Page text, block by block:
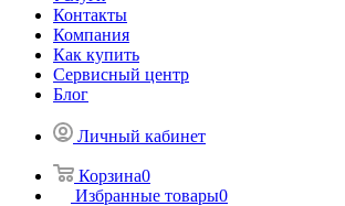
Контакты
Компания
Как купить
Сервисный центр
Блог
Личный кабинет
Корзина0
Избранные товары0